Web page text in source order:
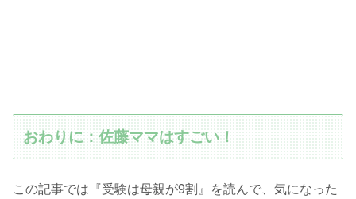
おわりに：佐藤ママはすごい！
この記事では『受験は母親が9割』を読んで、気になった